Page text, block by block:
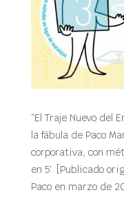
“El Traje Nuevo del
la fábula de Paco
corporativa, con
en 5′. [Publicado
Paco en marzo de